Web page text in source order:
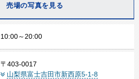
売場の写真を見る
10:00～20:00
〒403-0017
山梨県富士吉田市新西原5-1-8